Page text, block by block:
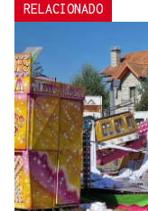
RELACIONADO